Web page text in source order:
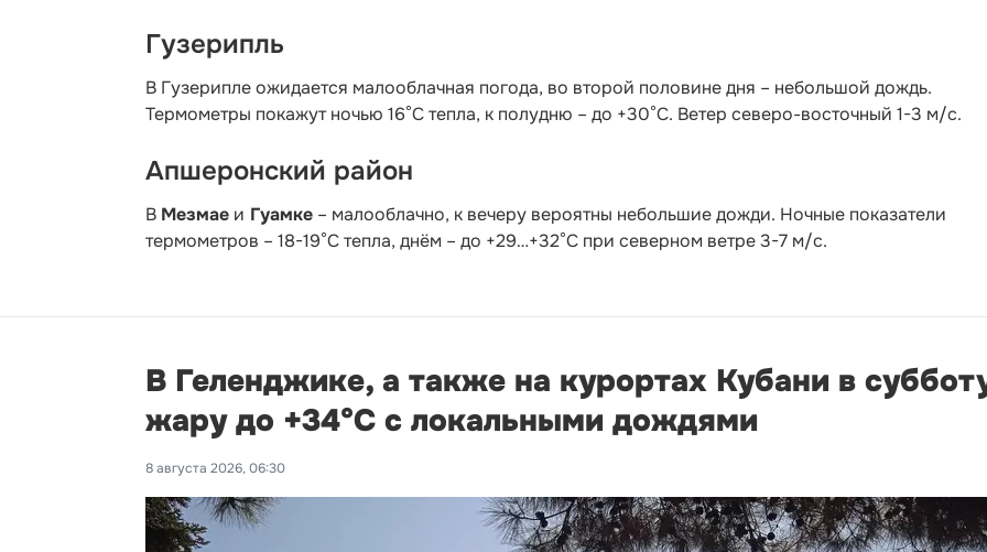
Гузерипль
В Гузерипле ожидается малооблачная погода, во второй половине дня – небольшой дождь.
Термометры покажут ночью 16°С тепла, к полудню – до +30°С. Ветер северо-восточный 1-3 м/с.
Апшеронский район
В Мезмае и Гуамке – малооблачно, к вечеру вероятны небольшие дожди. Ночные показатели
термометров – 18-19°С тепла, днём – до +29…+32°С при северном ветре 3-7 м/с.
В Геленджике, а также на курортах Кубани в
жару до +34°С с локальными дождями
8 августа 2026, 06:30